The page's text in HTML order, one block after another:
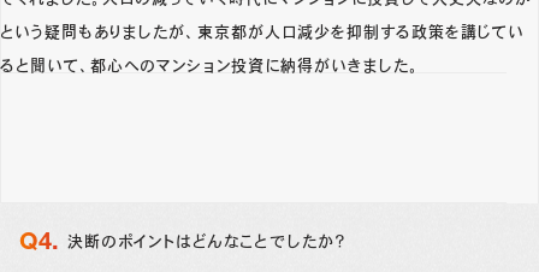
という疑問もありましたが、東京都が人口減少を抑制する政策を講じてい
ると聞いて、都心へのマンション投資に納得がいきました。
決断のポイントはどんなことでしたか？